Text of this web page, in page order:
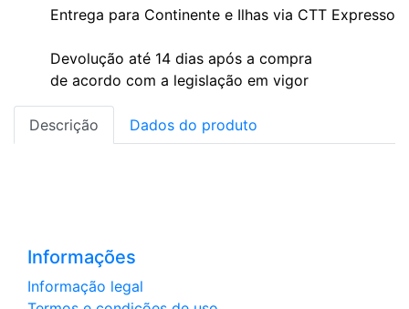
Entrega para Continente e Ilhas via CTT Expresso
Devolução até 14 dias após a compra
de acordo com a legislação em vigor
Descrição Dados do produto
Informações
Informação legal